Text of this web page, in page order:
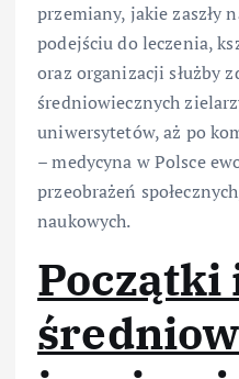
przemiany, jakie zaszły
podejściu do leczenia,
oraz organizacji służby
średniowiecznych
uniwersytetów, aż po
– medycyna w Polsce
przeobrażeń
naukowych.
Początki